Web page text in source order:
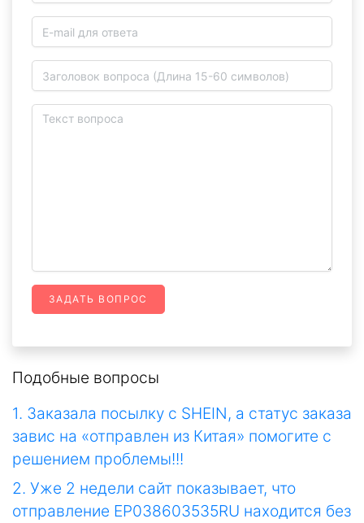
ЗАДАТЬ ВОПРОС
Подобные вопросы
1. Заказала посылку с SHEIN, а статус заказа
завис на «отправлен из Китая» помогите с
решением проблемы!!!
2. Уже 2 недели сайт показывает, что
отправление EP038603535RU находится без